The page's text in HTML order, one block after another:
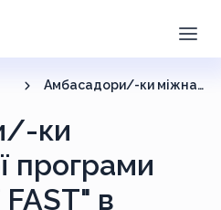
Амбасадори/-ки міжнародної програми "Супергерої FAST" в Україні
ки
програми
в